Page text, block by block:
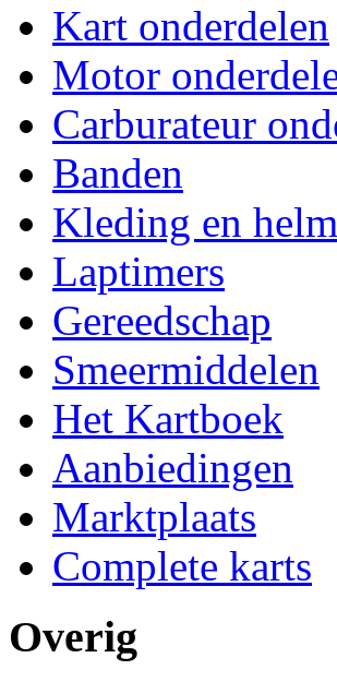
Kart onderdelen
Motor
Carburateur
Banden
Kleding en
Laptimers
Gereedschap
Smeermiddelen
Het Kartboek
Aanbiedingen
Marktplaats
Complete karts
Overig